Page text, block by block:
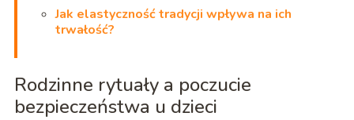
Jak elastyczność tradycji wpływa na ich
trwałość?
Rodzinne rytuały a poczucie
bezpieczeństwa u dzieci